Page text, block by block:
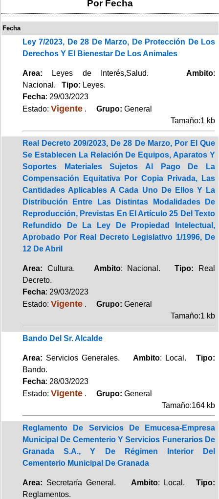
Por Fecha
Fecha
Ley 7/2023, De 28 De Marzo, De Protección De Los
Derechos Y El Bienestar De Los Animales
Area: Leyes de Interés,Salud. Ambito:
Nacional. Tipo: Leyes.
Fecha: 29/03/2023
Estado: Vigente . Grupo: General
Tamaño:1 kb
Real Decreto 209/2023, De 28 De Marzo, Por El Que
Se Establecen La Relación De Equipos, Aparatos Y
Soportes Materiales Sujetos Al Pago De La
Compensación Equitativa Por Copia Privada, Las
Cantidades Aplicables A Cada Uno De Ellos Y La
Distribución Entre Las Distintas Modalidades De
Reproducción, Previstas En El Artículo 25 Del Texto
Refundido De La Ley De Propiedad Intelectual,
Aprobado Por Real Decreto Legislativo 1/1996, De
12 De Abril
Area: Cultura. Ambito: Nacional.Tipo:
Real
Decreto.
Fecha: 29/03/2023
Estado: Vigente . Grupo: General
Tamaño:1 kb
Bando Del Sr. Alcalde
Area: Servicios Generales. Ambito: Local.Tipo:
Bando.
Fecha: 28/03/2023
Estado: Vigente . Grupo: General
Tamaño:164 kb
Reglamento De Servicios De Emucesa-Empresa
Municipal De Cementerio Y Servicios Funerarios De
Granada S.A., Y De Régimen Interior Del
Cementerio Municipal De Granada
Area: Secretaría General. Ambito: Local.Tipo:
Reglamentos.